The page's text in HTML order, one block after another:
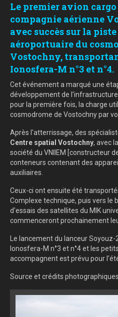
Le premier avion
compagnie aérienne
avec succès sur la
aéroportuaire du
Vostochny,
Ionosfera-M n°3 et n°4.
Cet événement a marqué une
développement de
pour la première fois, la charge
cosmodrome de Vostochny par
Après l'atterrissage, des
Centre spatial Vostochny, avec
société du VNIIEM [constructeur
conteneurs contenant des
auxiliaires.
Ceux-ci ont ensuite été
Complexe technique, puis vers le
d'essais des satellites du MIK
commenceront prochainement
Le lancement du lanceur
Ionosfera-M n°3 et n°4 et les
accompagnent est prévu pour
Source et crédits